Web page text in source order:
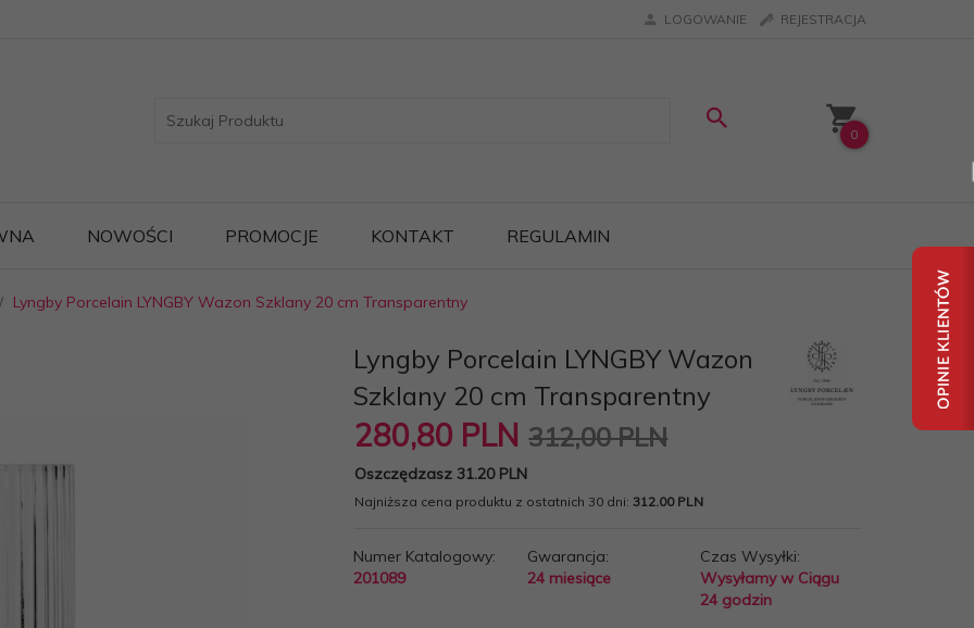
LOGOWANIE REJESTRACJA
0
NOWOŚCI PROMOCJE KONTAKT REGULAMIN
Lyngby Porcelain LYNGBY Wazon Szklany 20 cm Transparentny
Lyngby Porcelain LYNGBY Wazon
Szklany 20 cm Transparentny
280,80 PLN 312,00 PLN
Oszczędzasz 31.20 PLN
Najniższa cena produktu z ostatnich 30 dni:312.00 PLN
Numer Katalogowy:
201089
Gwarancja:
24 miesiące
Czas Wysyłki:
Wysyłamy w Ciągu
24 godzin